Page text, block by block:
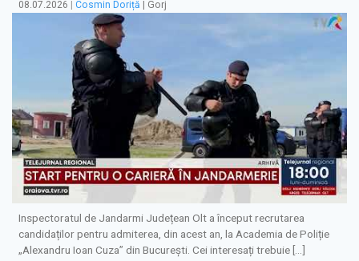
08.07.2026 | Cosmin Doriță | Gorj
Inspectoratul de Jandarmi Județean Olt a început recrutarea
candidaților pentru admiterea, din acest an, la Academia de Poliție
„Alexandru Ioan Cuza” din București. Cei interesați trebuie […]